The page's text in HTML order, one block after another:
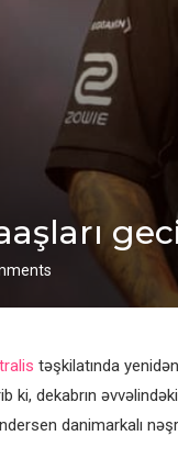
təşkilatında
ki, dekabrın
danimarkalı nəşr